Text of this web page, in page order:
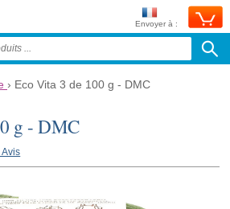
Envoyer à :
› Eco Vita 3 de 100 g - DMC
g - DMC
Avis